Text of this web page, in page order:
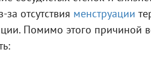
за отсутствия менструации
Помимо этого причиной